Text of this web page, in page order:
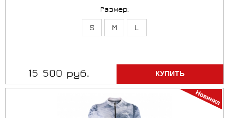
Размер:
S M L
15 500 руб.